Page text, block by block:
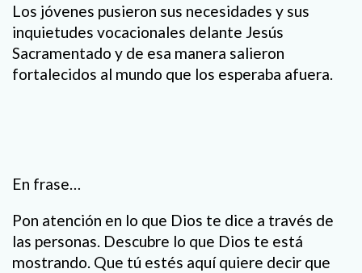
Los jóvenes pusieron sus necesidades y sus
inquietudes vocacionales delante Jesús
Sacramentado y de esa manera salieron
fortalecidos al mundo que los esperaba afuera.
En frase…
Pon atención en lo que Dios te dice a través de
las personas. Descubre lo que Dios te está
mostrando. Que tú estés aquí quiere decir que